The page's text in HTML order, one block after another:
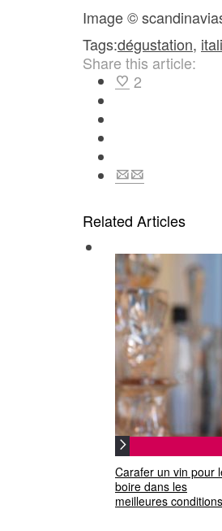
Image ©
Tags:dégustation,
Share this article:
2
Related Articles
Carafer un vin pour
boire dans les
meilleures conditions